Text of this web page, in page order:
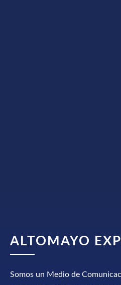
ALTOMAYO
Somos un Medio de